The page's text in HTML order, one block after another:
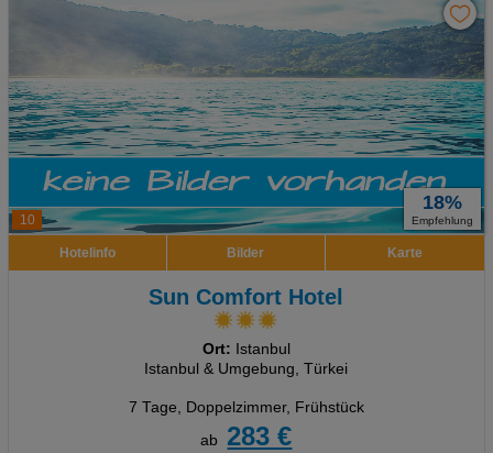
10
18%
Empfehlung
Hotelinfo Bilder Karte
Sun Comfort Hotel
Ort: Istanbul
Istanbul & Umgebung, Türkei
7 Tage, Doppelzimmer, Frühstück
ab
283 €